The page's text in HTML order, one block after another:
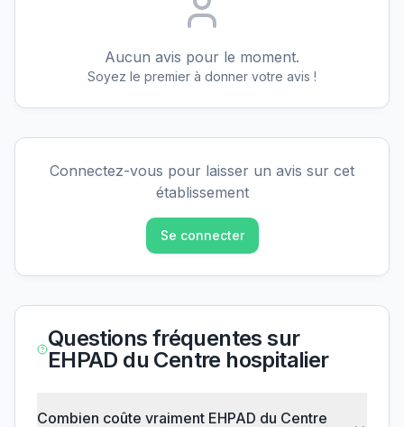
Aucun avis pour le moment.
Soyez le premier à donner votre avis !
Connectez-vous pour laisser un avis sur cet
établissement
Se connecter
Questions fréquentes sur
EHPAD du Centre hospitalier
Combien coûte vraiment EHPAD du Centre